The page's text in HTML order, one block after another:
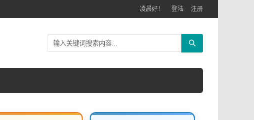
凌晨好！ 登陆 注册